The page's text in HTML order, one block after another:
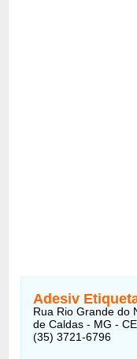
Adesiv
Rua Rio Grande do
de Caldas - MG -
(35) 3721-6796